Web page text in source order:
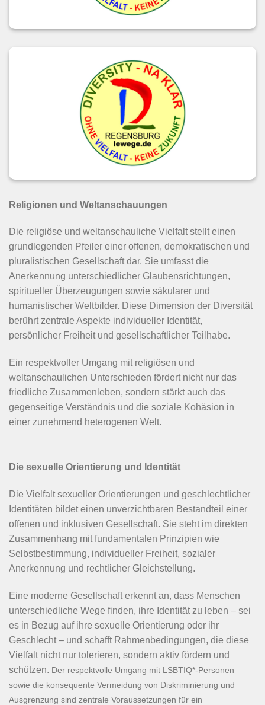
Religionen und Weltanschauungen
Die religiöse und weltanschauliche Vielfalt stellt einen
grundlegenden Pfeiler einer offenen, demokratischen und
pluralistischen Gesellschaft dar. Sie umfasst die
Anerkennung unterschiedlicher Glaubensrichtungen,
spiritueller Überzeugungen sowie säkularer und
humanistischer Weltbilder. Diese Dimension der Diversität
berührt zentrale Aspekte individueller Identität,
persönlicher Freiheit und gesellschaftlicher Teilhabe.
Ein respektvoller Umgang mit religiösen und
weltanschaulichen Unterschieden fördert nicht nur das
friedliche Zusammenleben, sondern stärkt auch das
gegenseitige Verständnis und die soziale Kohäsion in
einer zunehmend heterogenen Welt.
Die sexuelle Orientierung und Identität
Die Vielfalt sexueller Orientierungen und geschlechtlicher
Identitäten bildet einen unverzichtbaren Bestandteil einer
offenen und inklusiven Gesellschaft. Sie steht im direkten
Zusammenhang mit fundamentalen Prinzipien wie
Selbstbestimmung, individueller Freiheit, sozialer
Anerkennung und rechtlicher Gleichstellung.
Eine moderne Gesellschaft erkennt an, dass Menschen
unterschiedliche Wege finden, ihre Identität zu leben – sei
es in Bezug auf ihre sexuelle Orientierung oder ihr
Geschlecht – und schafft Rahmenbedingungen, die diese
Vielfalt nicht nur tolerieren, sondern aktiv fördern und
schützen. Der respektvolle Umgang mit LSBTIQ*-Personen
sowie die konsequente Vermeidung von Diskriminierung und
Ausgrenzung sind zentrale Voraussetzungen für ein